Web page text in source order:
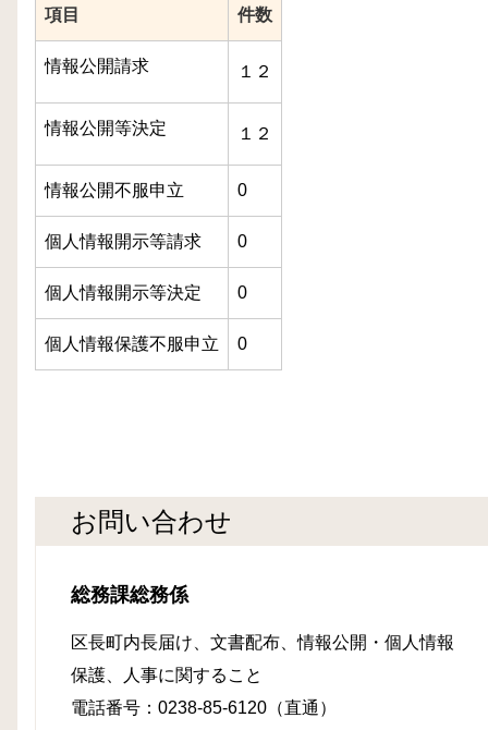
項目 件数
情報公開請求 １２
情報公開等決定 １２
情報公開不服申立 0
個人情報開示等請求 0
個人情報開示等決定 0
個人情報保護不服申立 0
お問い合わせ
総務課総務係
区長町内長届け、文書配布、情報公開・個人情報
保護、人事に関すること
電話番号：0238-85-6120（直通）